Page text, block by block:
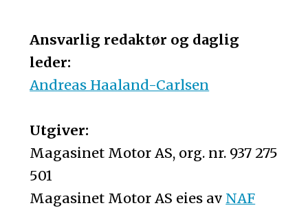
Ansvarlig redaktør og daglig
leder:
Andreas Haaland-Carlsen
Utgiver:
Magasinet Motor AS, org. nr. 937 275
501
Magasinet Motor AS eies av NAF